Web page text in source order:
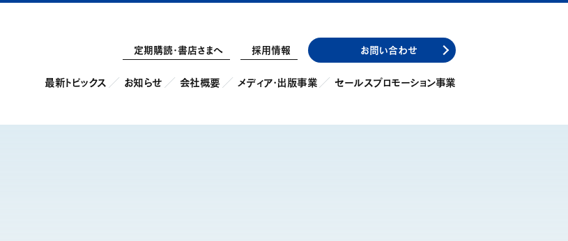
定期購読・書店さまへ 採用情報 お問い合わせ
最新トピックス お知らせ 会社概要 メディア・出版事業 セールスプロモーション事業